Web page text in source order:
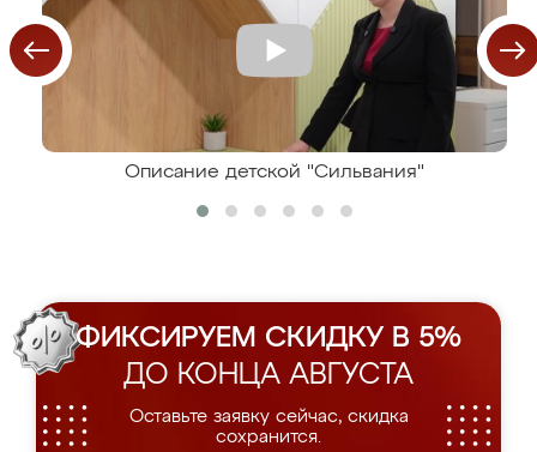
Описание детской "Сильвания"
ФИКСИРУЕМ СКИДКУ В 5%
ДО КОНЦА АВГУСТА
Оставьте заявку сейчас, скидка
сохранится.